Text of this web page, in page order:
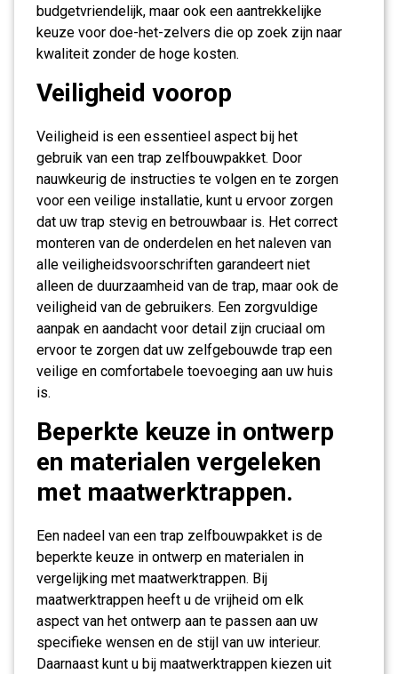
budgetvriendelijk, maar ook een aantrekkelijke
keuze voor doe-het-zelvers die op zoek zijn naar
kwaliteit zonder de hoge kosten.
Veiligheid voorop
Veiligheid is een essentieel aspect bij het
gebruik van een trap zelfbouwpakket. Door
nauwkeurig de instructies te volgen en te zorgen
voor een veilige installatie, kunt u ervoor zorgen
dat uw trap stevig en betrouwbaar is. Het correct
monteren van de onderdelen en het naleven van
alle veiligheidsvoorschriften garandeert niet
alleen de duurzaamheid van de trap, maar ook de
veiligheid van de gebruikers. Een zorgvuldige
aanpak en aandacht voor detail zijn cruciaal om
ervoor te zorgen dat uw zelfgebouwde trap een
veilige en comfortabele toevoeging aan uw huis
is.
Beperkte keuze in ontwerp
en materialen vergeleken
met maatwerktrappen.
Een nadeel van een trap zelfbouwpakket is de
beperkte keuze in ontwerp en materialen in
vergelijking met maatwerktrappen. Bij
maatwerktrappen heeft u de vrijheid om elk
aspect van het ontwerp aan te passen aan uw
specifieke wensen en de stijl van uw interieur.
Daarnaast kunt u bij maatwerktrappen kiezen uit